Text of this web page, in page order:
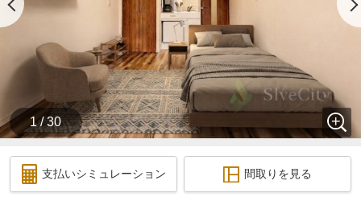
1 / 30
支払いシミュレーション 間取りを見る